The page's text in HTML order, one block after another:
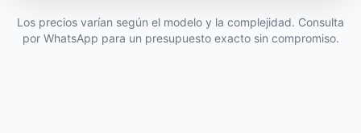
Los precios varían según el modelo y la complejidad. Consulta
por WhatsApp para un presupuesto exacto sin compromiso.